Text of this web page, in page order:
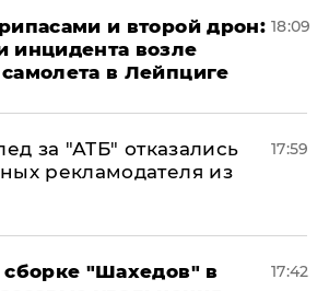
и второй дрон:
инцидента возле
в Лейпциге
18:09
за "АТБ" отказались
рекламодателя из
17:59
сборке "Шахедов" в
17:42